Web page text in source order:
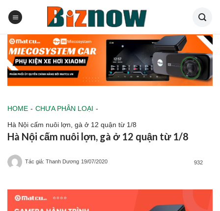
HOME - CHƯA PHÂN LOẠI -
Hà Nội cấm nuôi lợn, gà ở 12 quận từ 1/8
Hà Nội cấm nuôi lợn, gà ở 12 quận từ 1/8
Tác giả: Thanh Dương 19/07/2020 932